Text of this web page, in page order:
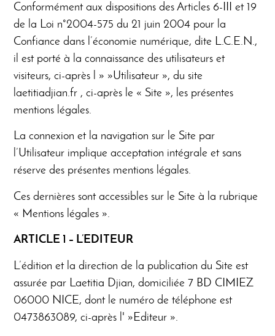
Conformément aux dispositions des Articles 6-III et 19
de la Loi n°2004-575 du 21 juin 2004 pour la
Confiance dans l’économie numérique, dite L.C.E.N.,
il est porté à la connaissance des utilisateurs et
visiteurs, ci-après l » »Utilisateur », du site
laetitiadjian.fr , ci-après le « Site », les présentes
mentions légales.
La connexion et la navigation sur le Site par
l’Utilisateur implique acceptation intégrale et sans
réserve des présentes mentions légales.
Ces dernières sont accessibles sur le Site à la rubrique
« Mentions légales ».
ARTICLE 1 – L’EDITEUR
L’édition et la direction de la publication du Site est
assurée par Laetitia Djian, domiciliée 7 BD CIMIEZ
06000 NICE, dont le numéro de téléphone est
0473863089, ci-après l' »Editeur ».